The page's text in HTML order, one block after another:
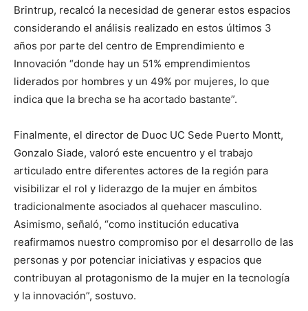
Brintrup, recalcó la necesidad de generar estos espacios
considerando el análisis realizado en estos últimos 3
años por parte del centro de Emprendimiento e
Innovación “donde hay un 51% emprendimientos
liderados por hombres y un 49% por mujeres, lo que
indica que la brecha se ha acortado bastante”.
Finalmente, el director de Duoc UC Sede Puerto Montt,
Gonzalo Siade, valoró este encuentro y el trabajo
articulado entre diferentes actores de la región para
visibilizar el rol y liderazgo de la mujer en ámbitos
tradicionalmente asociados al quehacer masculino.
Asimismo, señaló, “como institución educativa
reafirmamos nuestro compromiso por el desarrollo de las
personas y por potenciar iniciativas y espacios que
contribuyan al protagonismo de la mujer en la tecnología
y la innovación”, sostuvo.